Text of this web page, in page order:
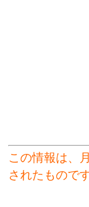
この情報は、
されたものです